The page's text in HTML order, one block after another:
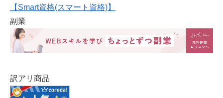
【Smart資格(スマート資格)】
副業
訳アリ商品